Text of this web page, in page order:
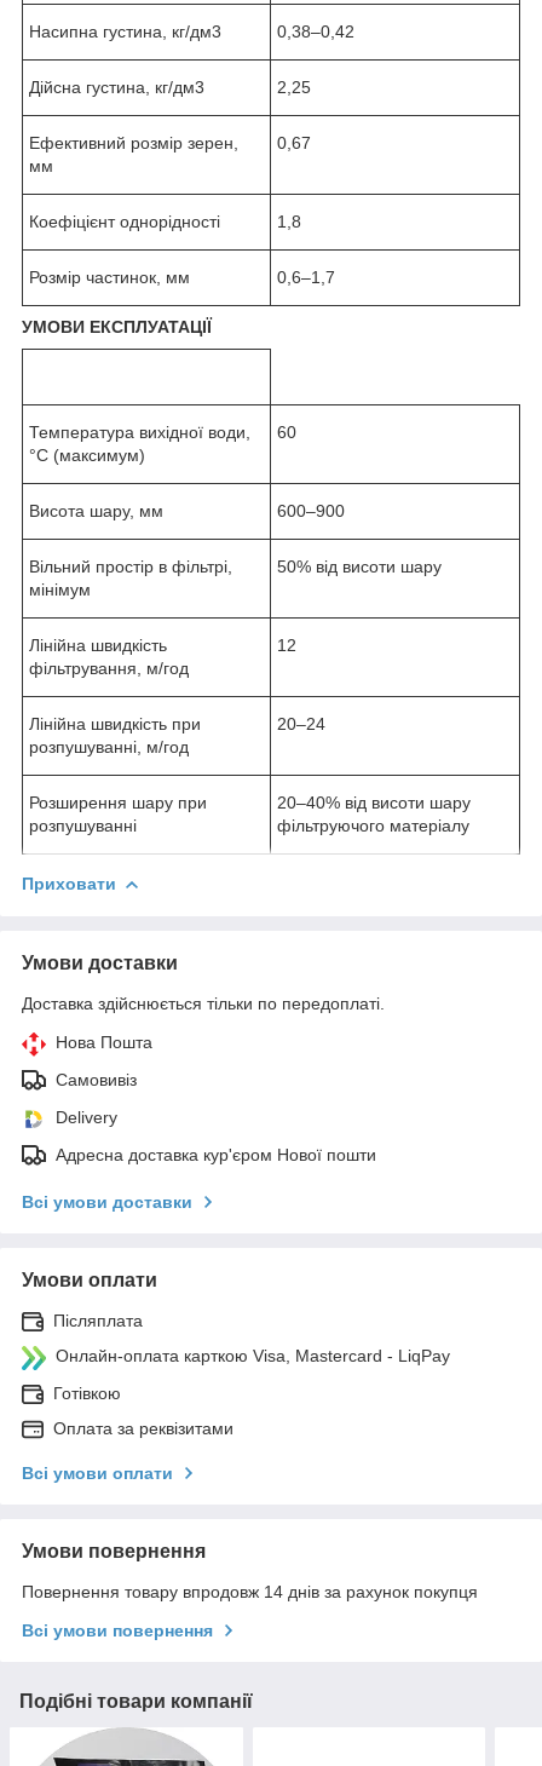
Насипна густина, кг/дм3 0,38‒0,42
Дійсна густина, кг/дм3 2,25
Ефективний розмір зерен,
мм
0,67
Коефіцієнт однорідності 1,8
Розмір частинок, мм 0,6‒1,7
УМОВИ ЕКСПЛУАТАЦІЇ
Температура вихідної води,
°С (максимум)
60
Висота шару, мм 600–900
Вільний простір в фільтрі,
мінімум
50% від висоти шару
Лінійна швидкість
фільтрування, м/год
12
Лінійна швидкість при
розпушуванні, м/год
20–24
Розширення шару при
розпушуванні
20–40% від висоти шару
фільтруючого матеріалу
Приховати
Умови доставки
Доставка здійснюється тільки по передоплаті.
Нова Пошта
Самовивіз
Delivery
Адресна доставка кур'єром Нової пошти
Всі умови доставки
Умови оплати
Післяплата
Онлайн-оплата карткою Visa, Mastercard - LiqPay
Готівкою
Оплата за реквізитами
Всі умови оплати
Умови повернення
Повернення товару впродовж 14 днів за рахунок покупця
Всі умови повернення
Подібні товари компанії